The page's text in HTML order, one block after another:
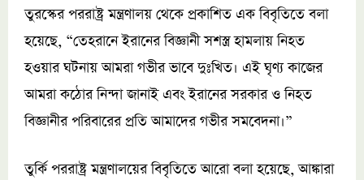
তুরস্কের পররাষ্ট্র মন্ত্রণালয় থেকে প্রকাশিত এক বিবৃতিতে বলা
হয়েছে, “তেহরানে ইরানের বিজ্ঞানী সশস্ত্র হামলায় নিহত
হওয়ার ঘটনায় আমরা গভীর ভাবে দুঃখিত। এই ঘৃণ্য কাজের
আমরা কঠোর নিন্দা জানাই এবং ইরানের সরকার ও নিহত
বিজ্ঞানীর পরিবারের প্রতি আমাদের গভীর সমবেদনা।”
তুর্কি পররাষ্ট্র মন্ত্রণালয়ের বিবৃতিতে আরো বলা হয়েছে, আঙ্কারা